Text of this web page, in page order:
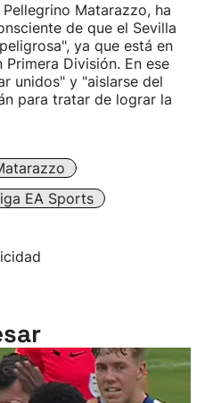
Matarazzo, ha
de que el Sevilla
ya que está en
División. En ese
unidos" y "aislarse del
para tratar de lograr la
EA Sports